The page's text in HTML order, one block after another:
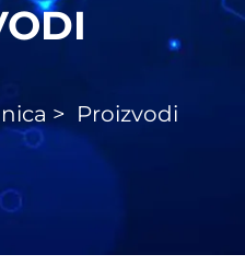
> Proizvodi